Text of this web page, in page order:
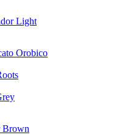
Light
Orobico
Brown